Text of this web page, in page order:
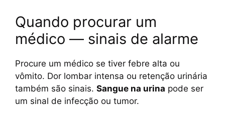
Quando procurar um
médico — sinais de alarme
Procure um médico se tiver febre alta ou
vômito. Dor lombar intensa ou retenção urinária
também são sinais. Sangue na urina pode ser
um sinal de infecção ou tumor.